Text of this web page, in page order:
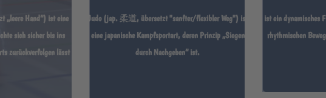
mehr erfahren
„leere Hand“) ist eine
sich sicher bis ins
zurückverfolgen lässt
Judo (jap. 柔道, übersetzt "sanfter/flexibler Weg") ist
eine japanische Kampfsportart, deren Prinzip „Siegen
durch Nachgeben“ ist.
ist ein dynamisches
rhythmischen